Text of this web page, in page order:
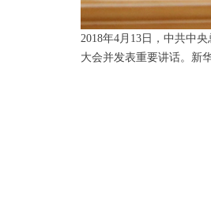
2018年4月13日，中共中
大会并发表重要讲话。新